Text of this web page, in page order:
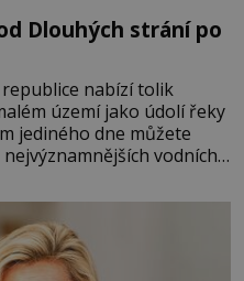
Dlouhých strání po
nabízí tolik
území jako údolí řeky
jediného dne můžete
vodních
poznáváním památek ve